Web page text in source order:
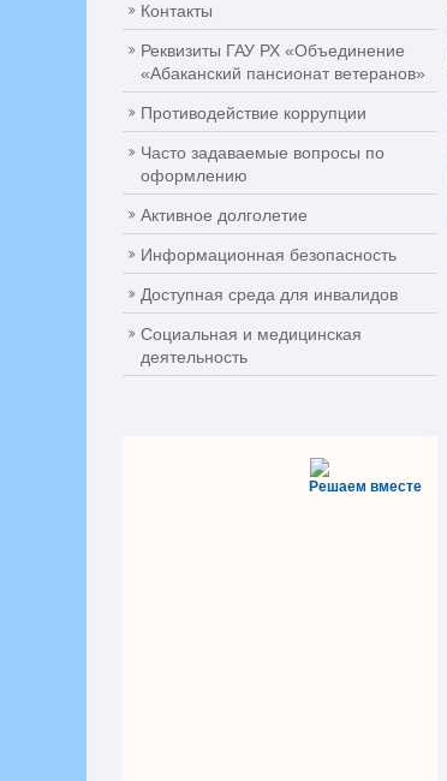
Контакты
Реквизиты ГАУ РХ «Объединение
«Абаканский пансионат ветеранов»
Противодействие коррупции
Часто задаваемые вопросы по
оформлению
Активное долголетие
Информационная безопасность
Доступная среда для инвалидов
Социальная и медицинская
деятельность
Решаем вместе